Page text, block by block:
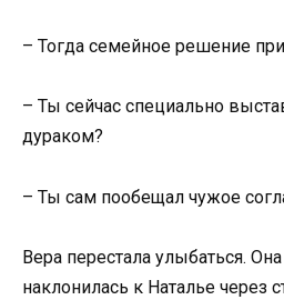
– Тогда семейное решение
– Ты сейчас специально
дураком?
– Ты сам пообещал чужое
Вера перестала улыбаться.
наклонилась к Наталье через